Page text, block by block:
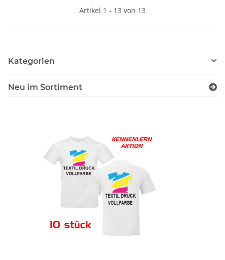
Artikel 1 - 13 von 13
Kategorien
Neu im Sortiment